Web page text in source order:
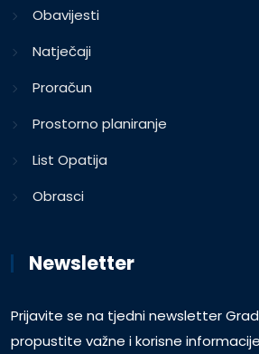
Obavijesti
Natječaji
Proračun
Prostorno planiranje
List Opatija
Obrasci
Newsletter
Prijavite se na tjedni newsletter
propustite važne i korisne